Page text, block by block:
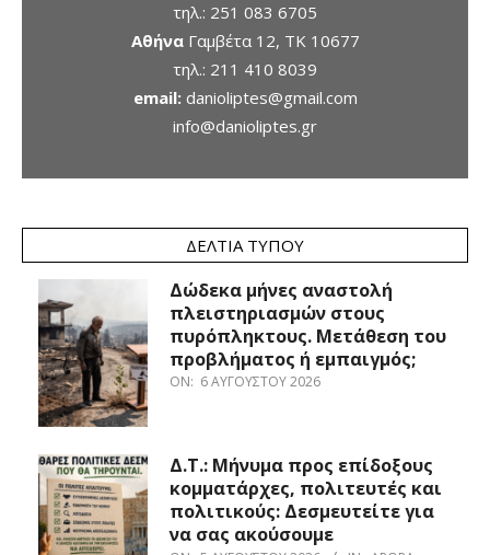
τηλ.: 251 083 6705
ΑθήναΓαμβέτα 12, ΤΚ 10677
τηλ.: 211 410 8039
email: danioliptes@gmail.com
info@danioliptes.gr
ΔΕΛΤΊΑ ΤΎΠΟΥ
Δώδεκα μήνες αναστολή
πλειστηριασμών στους
πυρόπληκτους. Μετάθεση του
προβλήματος ή εμπαιγμός;
ON: 6 ΑΥΓΟΎΣΤΟΥ 2026
Δ.Τ.: Μήνυμα προς επίδοξους
κομματάρχες, πολιτευτές και
πολιτικούς: Δεσμευτείτε για
να σας ακούσουμε